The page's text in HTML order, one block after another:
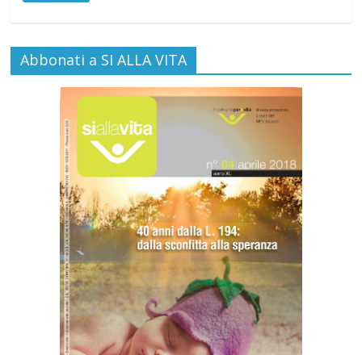
Abbonati a SI ALLA VITA